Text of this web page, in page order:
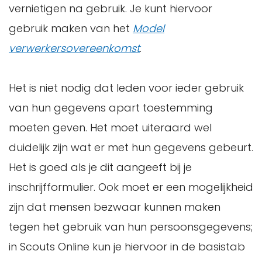
vernietigen na gebruik. Je kunt hiervoor
gebruik maken van het Model
verwerkersovereenkomst.
Het is niet nodig dat leden voor ieder gebruik
van hun gegevens apart toestemming
moeten geven. Het moet uiteraard wel
duidelijk zijn wat er met hun gegevens gebeurt.
Het is goed als je dit aangeeft bij je
inschrijfformulier. Ook moet er een mogelijkheid
zijn dat mensen bezwaar kunnen maken
tegen het gebruik van hun persoonsgegevens;
in Scouts Online kun je hiervoor in de basistab